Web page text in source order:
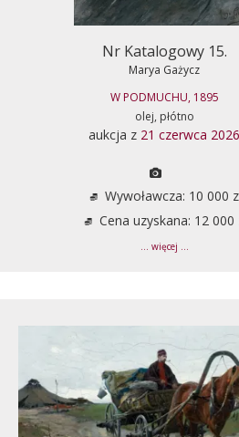
Nr Katalogowy 15.
Marya Gażycz
W PODMUCHU, 1895
olej, płótno
aukcja z 21 czerwca 2026
Wywoławcza: 10 000
Cena uzyskana: 12 000
... więcej ...